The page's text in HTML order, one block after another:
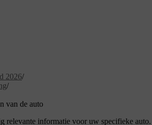
2026/
/
van de auto
relevante informatie voor uw specifieke auto.